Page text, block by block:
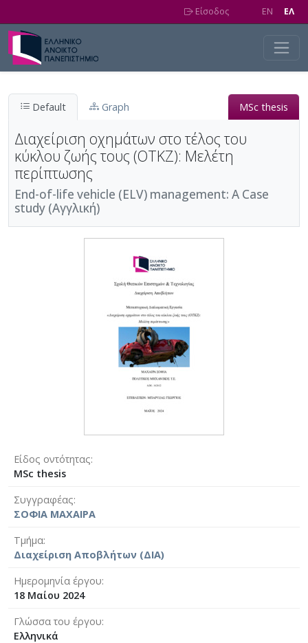
Είσοδος EN EΛ
Default Graph MSc thesis
Διαχείριση οχημάτων στο τέλος του
κύκλου ζωής τους (ΟΤΚΖ): Μελέτη
περίπτωσης
End-of-life vehicle (ELV) management: A Case
study (Αγγλική)
Είδος οντότητας
MSc thesis
Συγγραφέας
ΣΟΦΙΑ ΜΑΧΑΙΡΑ
Τμήμα
Διαχείριση Αποβλήτων (ΔΙΑ)
Ημερομηνία έργου
18 Μαίου 2024
Γλώσσα του έργου
Ελληνικά